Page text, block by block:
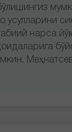
усулларини
нарса йўқ